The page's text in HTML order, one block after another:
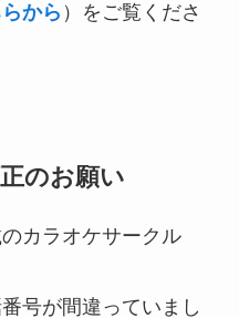
から ）をご覧くださ
のお願い
カラオケサークル
号が間違っていまし